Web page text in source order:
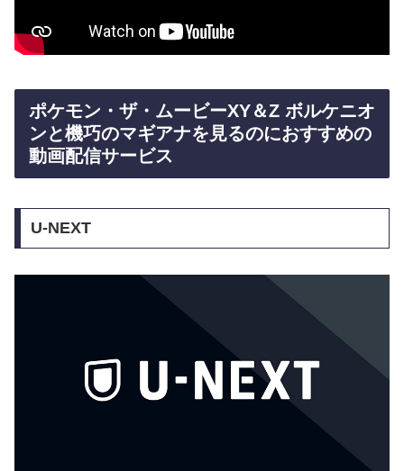
ポケモン・ザ・ムービーXY＆Z ボルケニオ
ンと機巧のマギアナを見るのにおすすめの
動画配信サービス
U-NEXT